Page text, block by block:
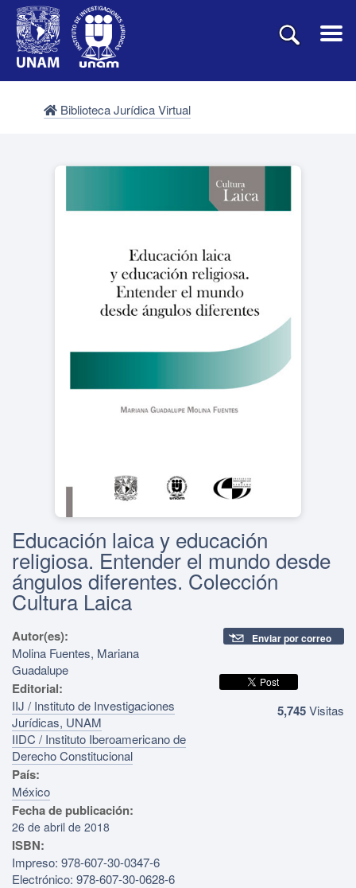
Biblioteca Jurídica Virtual
Educación laica y educación
religiosa. Entender el mundo desde
ángulos diferentes. Colección
Cultura Laica
Autor(es):
Molina Fuentes, Mariana
Guadalupe
Editorial:
IIJ / Instituto de Investigaciones
Jurídicas, UNAM
IIDC / Instituto Iberoamericano de
Derecho Constitucional
País:
México
Fecha de publicación:
26 de abril de 2018
ISBN:
Impreso: 978-607-30-0347-6
Electrónico: 978-607-30-0628-6
Enviar por correo
5,745Visitas